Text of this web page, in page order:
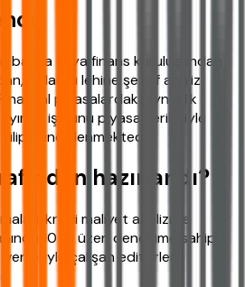
banka veya finans kuruluşundan
kullanıcı lehine şeffaf analiz
piyasalardaki oynaklık
ilk iş günü piyasa verileriyle
güncellenmektedir.
hazırlandı?
kredi maliyet analizi ve
10 yıl üzeri deneyime sahip,
verileriyle çalışan editörler